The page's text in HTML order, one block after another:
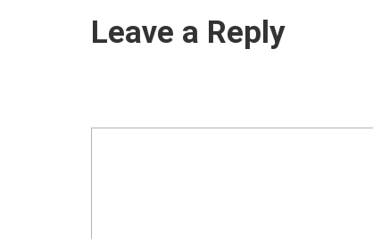
Leave a Reply